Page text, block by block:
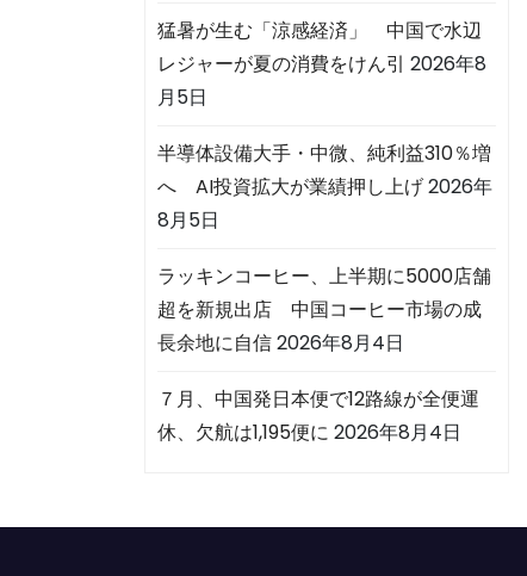
猛暑が生む「涼感経済」 中国で水辺
レジャーが夏の消費をけん引 2026年8
月5日
半導体設備大手・中微、純利益310％増
へ AI投資拡大が業績押し上げ2026年
8月5日
ラッキンコーヒー、上半期に5000店舗
超を新規出店 中国コーヒー市場の成
長余地に自信2026年8月4日
７月、中国発日本便で12路線が全便運
休、欠航は1,195便に 2026年8月4日